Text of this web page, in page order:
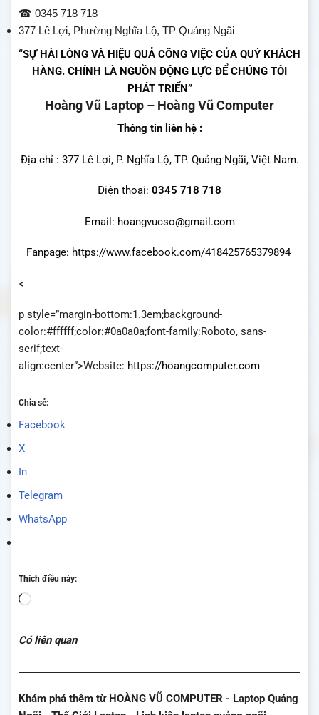
☎ 0345 718 718
377 Lê Lợi, Phường Nghĩa Lộ, TP Quảng Ngãi
“SỰ HÀI LÒNG VÀ HIỆU QUẢ CÔNG VIỆC CỦA QUÝ KHÁCH
HÀNG. CHÍNH LÀ NGUỒN ĐỘNG LỰC ĐỂ CHÚNG TÔI
PHÁT TRIỂN”
Hoàng Vũ Laptop – Hoàng Vũ Computer
Thông tin liên hệ :
Địa chỉ : 377 Lê Lợi, P. Nghĩa Lộ, TP. Quảng Ngãi, Việt Nam.
Điện thoại: 0345 718 718
Email: hoangvucso@gmail.com
Fanpage: https://www.facebook.com/418425765379894
<
p style=”margin-bottom:1.3em;background-
color:#ffffff;color:#0a0a0a;font-family:Roboto, sans-
serif;text-
align:center”>Website: https://hoangcomputer.com
Chia sẻ:
Facebook
X
In
Telegram
WhatsApp
Thích điều này:
Đang
Có liên quan
Khám phá thêm từ HOÀNG VŨ COMPUTER - Laptop Quảng